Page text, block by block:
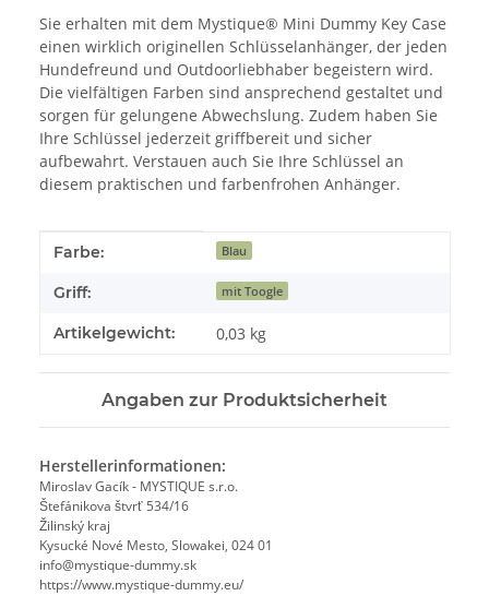
Sie erhalten mit dem Mystique® Mini Dummy Key Case
einen wirklich originellen Schlüsselanhänger, der jeden
Hundefreund und Outdoorliebhaber begeistern wird.
Die vielfältigen Farben sind ansprechend gestaltet und
sorgen für gelungene Abwechslung. Zudem haben Sie
Ihre Schlüssel jederzeit griffbereit und sicher
aufbewahrt. Verstauen auch Sie Ihre Schlüssel an
diesem praktischen und farbenfrohen Anhänger.
Produkteigenschaft
Wert
Farbe: Blau
Griff: mit Toogle
Artikelgewicht: 0,03 kg
Angaben zur Produktsicherheit
Herstellerinformationen:
Miroslav Gacík - MYSTIQUE s.r.o.
Štefánikova štvrť 534/16
Žilinský kraj
Kysucké Nové Mesto, Slowakei, 024 01
info@mystique-dummy.sk
https://www.mystique-dummy.eu/